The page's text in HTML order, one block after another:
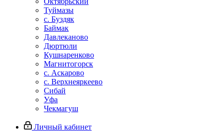
Туймазы
c. Буздяк
Баймак
Давлеканово
Дюртюли
Кушнаренково
Магнитогорск
с. Аскарово
с. Верхнеяркеево
Сибай
Уфа
Чекмагуш
Личный кабинет